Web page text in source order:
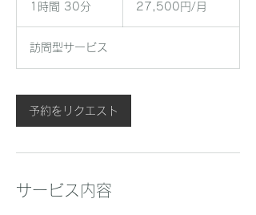
1時間 30分
0
分
27,500円/月
訪問型サービス
予約をリクエスト
サービス内容